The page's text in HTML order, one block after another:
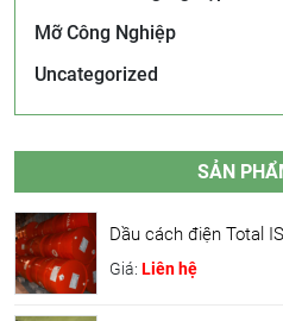
Mỡ Công Nghiệp
Uncategorized
SẢN
Dầu cách điện Total
Giá: Liên hệ